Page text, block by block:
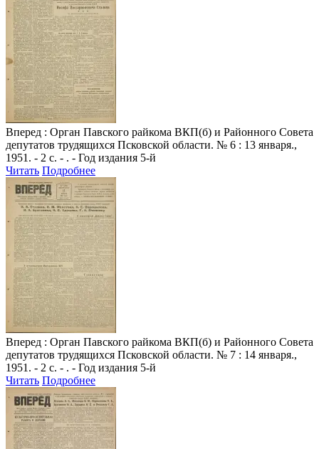
Вперед : Орган Павского райкома ВКП(б) и Районного Совета
депутатов трудящихся Псковской области. № 6 : 13 января.,
1951. - 2 с. - . - Год издания 5-й
Читать Подробнее
Вперед : Орган Павского райкома ВКП(б) и Районного Совета
депутатов трудящихся Псковской области. № 7 : 14 января.,
1951. - 2 с. - . - Год издания 5-й
Читать Подробнее